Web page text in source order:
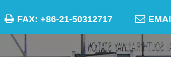
 FAX: +86-21-50312717 